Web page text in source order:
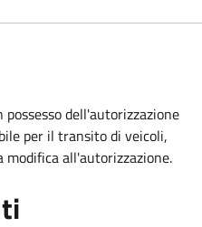
dell'autorizzazione
per il transito di veicoli,
modifica all'autorizzazione.